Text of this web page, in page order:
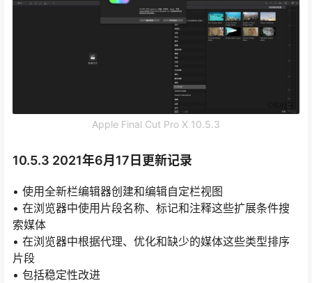
Apple Final Cut Pro X 10.5.3
10.5.3 2021年6月17日更新记录
• 使用全新栏编辑器创建和编辑自定栏视图
• 在浏览器中使用片段名称、标记和注释这些扩展条件搜
索媒体
• 在浏览器中根据代理、优化和缺少的媒体这些类型排序
片段
• 包括稳定性改进